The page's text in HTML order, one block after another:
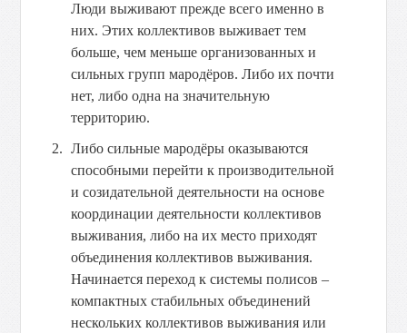
Люди выживают прежде всего именно в
них. Этих коллективов выживает тем
больше, чем меньше организованных и
сильных групп мародёров. Либо их почти
нет, либо одна на значительную
территорию.
Либо сильные мародёры оказываются
способными перейти к производительной
и созидательной деятельности на основе
координации деятельности коллективов
выживания, либо на их место приходят
объединения коллективов выживания.
Начинается переход к системы полисов –
компактных стабильных объединений
нескольких коллективов выживания или